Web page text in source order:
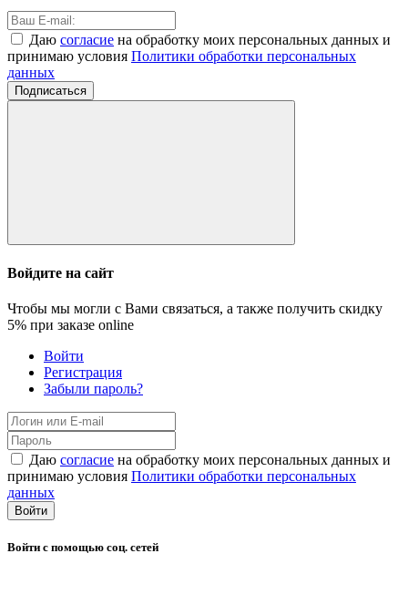
Даю согласие на обработку моих персональных данных и
принимаю условия Политики обработки персональных
данных
Подписаться
Войдите на сайт
Чтобы мы могли с Вами связаться, а также получить скидку
5% при заказе online
Войти
Регистрация
Забыли пароль?
Даю согласие на обработку моих персональных данных и
принимаю условия Политики обработки персональных
данных
Войти
Войти с помощью соц. сетей